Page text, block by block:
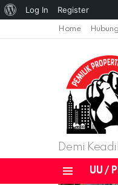
Home
Demi
UU /
About
Log In Register